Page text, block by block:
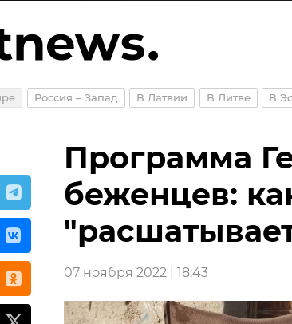
Россия – Запад В Латвии В Литве В
Программа
беженцев:
07 ноября 2022 | 18:43